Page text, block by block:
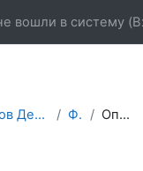
вошли в систему (
Борисов Денис Михайлович Фт 23 Описание